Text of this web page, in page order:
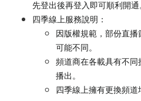
先登出後再登入即可順利開通
四季線上服務說明：
因版權規範，部份直
可能不同。
頻道商在各載具有不
播出。
四季線上擁有更換頻道